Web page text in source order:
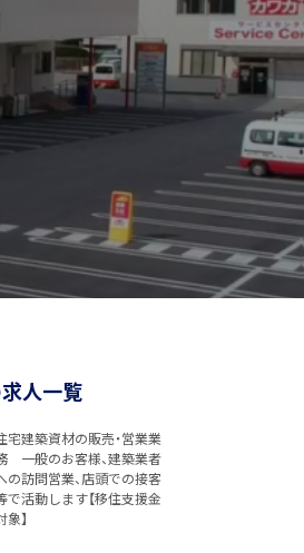
人一覧
宅建築資材の販売・営業業
一般のお客様、建築業者
の訪問営業、店頭での接客
で活動します【移住支援金
象】